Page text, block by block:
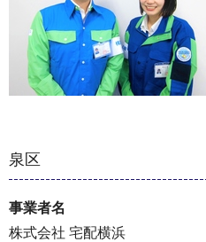
泉区
事業者名
株式会社 宅配横浜